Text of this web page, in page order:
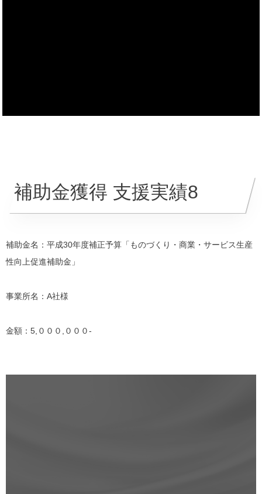
補助金獲得 支援実績8
補助金名：平成30年度補正予算「ものづくり・商業・サービス生産
性向上促進補助金」
事業所名：A社様
金額：5,０００,０００-